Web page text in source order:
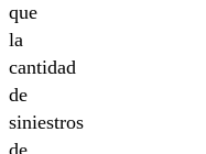
que
la
cantidad
de
siniestros